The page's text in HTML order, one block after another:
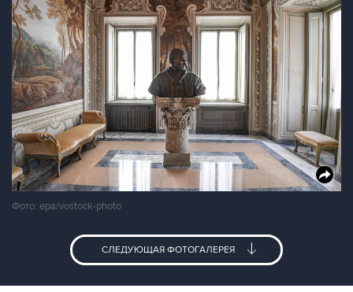
Фото: epa/vostock-photo
СЛЕДУЮЩАЯ ФОТОГАЛЕРЕЯ